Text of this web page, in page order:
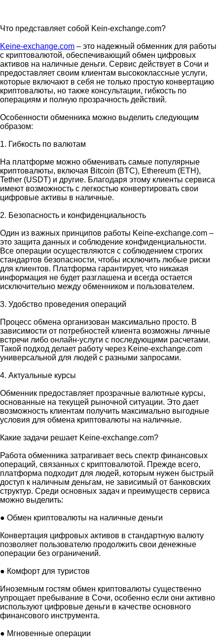
Что представляет собой Kein-exchange.com?
Keine-exchange.com – это надежный обменник для работы
с криптовалютой, обеспечивающий обмен цифровых
активов на наличные деньги. Сервис действует в Сочи и
предоставляет своим клиентам высококлассные услуги,
которые включают в себя не только простую конвертацию
криптовалюты, но также консультации, гибкость по
операциям и полную прозрачность действий.
Особенности обменника можно выделить следующим
образом:
1. Гибкость по валютам
На платформе можно обменивать самые популярные
криптовалюты, включая Bitcoin (BTC), Ethereum (ETH),
Tether (USDT) и другие. Благодаря этому клиенты сервиса
имеют возможность с легкостью конвертировать свои
цифровые активы в наличные.
2. Безопасность и конфиденциальность
Один из важных принципов работы Keine-exchange.com –
это защита данных и соблюдение конфиденциальности.
Все операции осуществляются с соблюдением строгих
стандартов безопасности, чтобы исключить любые риски
для клиентов. Платформа гарантирует, что никакая
информация не будет разглашена и всегда остается
исключительно между обменником и пользователем.
3. Удобство проведения операций
Процесс обмена организован максимально просто. В
зависимости от потребностей клиента возможны личные
встречи либо онлайн-услуги с последующими расчетами.
Такой подход делает работу через Keine-exchange.com
универсальной для людей с разными запросами.
4. Актуальные курсы
Обменник предоставляет прозрачные валютные курсы,
основанные на текущей рыночной ситуации. Это дает
возможность клиентам получить максимально выгодные
условия для обмена криптовалюты на наличные.
Какие задачи решает Keine-exchange.com?
Работа обменника затрагивает весь спектр финансовых
операций, связанных с криптовалютой. Прежде всего,
платформа подходит для людей, которым нужен быстрый
доступ к наличным деньгам, не зависимый от банковских
структур. Среди основных задач и преимуществ сервиса
можно выделить:
● Обмен криптовалюты на наличные деньги
Конвертация цифровых активов в стандартную валюту
позволяет пользователю продолжить свои денежные
операции без ограничений.
● Комфорт для туристов
Иноземным гостям обмен криптовалюты существенно
упрощает пребывание в Сочи, особенно если они активно
используют цифровые деньги в качестве основного
финансового инструмента.
● Мгновенные операции